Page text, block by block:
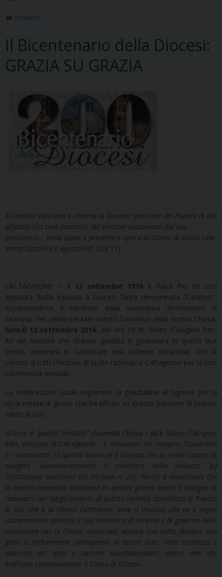
COMMENT
Il Bicentenario della Diocesi:
GRAZIA SU GRAZIA
Il Concilio Vaticano II chiama la Diocesi “porzione del Popolo di Dio
affidata alla cure pastorali del Vescovo coadiuvato dal suo
presbiterio… nella quale è presente e opera la Chiesa di Cristo Una
Santa Cattolica e Apostolica” (DV 11).
CALTAGIRONE – Il 12 settembre 1816 il Papa Pio VII con
apposita Bolla elevava a Diocesi l’area denominata “Calatino”,
scorporandone il territorio dalla vastissima Archidiocesi di
Siracusa. Per celebrare tale evento fondativo della nostra Chiesa,
lunedì 12 settembre 2016 , alle ore 19.30, Mons. Calogero Peri,
XV dei Vescovi che l’hanno guidata e governata in questi due
secoli, celebrerà in Cattedrale una solenne Eucaristia, con la
corona di tutti i Vescovi di Sicilia radunati a Caltagirone per la loro
Conferenza annuale.
La celebrazione vuole esprimere la gratitudine al Signore per la
ricca messe di grazie che ha effuso su questa porzione di popolo
santo di Dio.
«Cuore di questo “mistero” chiamata Chiesa – dice Mons. Calogero
Peri, Vescovo di Caltagirone – è l’annuncio del Vangelo, l’Eucaristia
e i Sacramenti; lo Spirito Santo ne è l’anima, che la rende capace di
svolgere “convenientemente il ministero della salvezza” (cf
Costituzione conciliare Dei Verbum n. 23). Perciò è importante che
la nostra comunità diocesana in questo giorno senta il bisogno di
radunarsi nel luogo-simbolo di questa identità apostolica di Popolo
di Dio, che è la Chiesa Cattedrale, dove il Vescovo, che ne è segno
sacramentale, esercita il suo ministero di servizio e di governo nella
comunione con la Chiesa universale. Ancora una volta, dunque, con
gioia ci raduneremo consapevoli di essere tutti, nella ricchezza e
diversità dei doni e carismi sovrabbondanti, pietre vive che
edificano continuamente il Corpo di Cristo».